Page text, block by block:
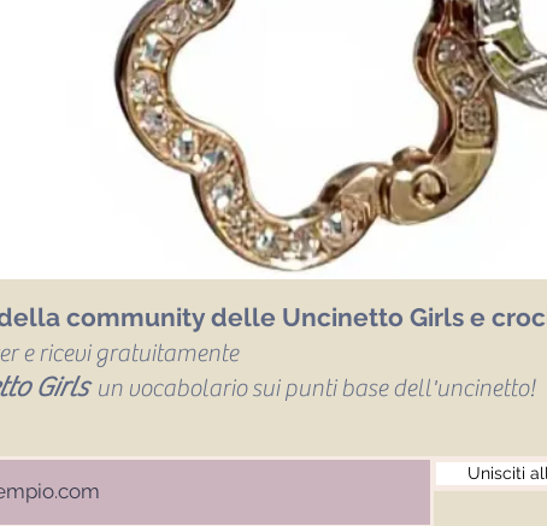
community delle Uncinetto Girls e
e ricevi gratuitamente
Girls un vocabolario sui punti base dell'uncinetto!
Unisciti